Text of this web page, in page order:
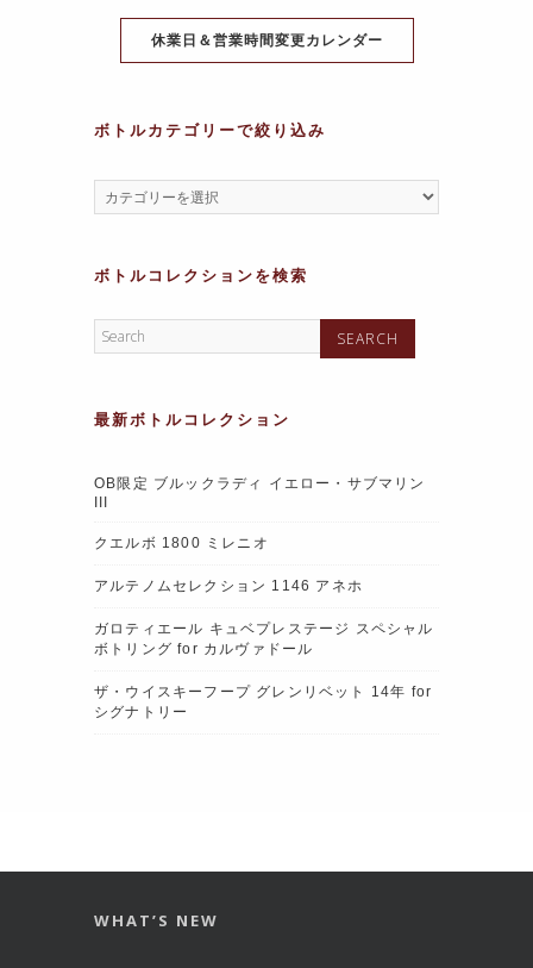
k休業日＆営業時間変更カレンダー
ボトルカテゴリーで絞り込み
ボトルコレクションを検索
最新ボトルコレクション
OB限定 ブルックラディ イエロー・サブマリン
クエルボ 1800 ミレニオ
アルテノムセレクション 1146 アネホ
ガロティエール キュベプレステージ スペシャル
ボトリング for カルヴァドール
ザ・ウイスキーフープ グレンリベット 14年 for
シグナトリー
WHAT’S NEW